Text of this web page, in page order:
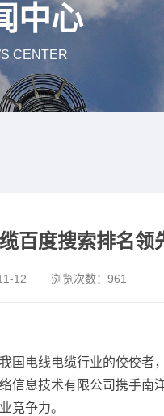
中心
CENTER
百度搜索排名领
12 浏览次数： 961
国电线电缆行业的佼佼者
信息技术有限公司携手南
竞争力。